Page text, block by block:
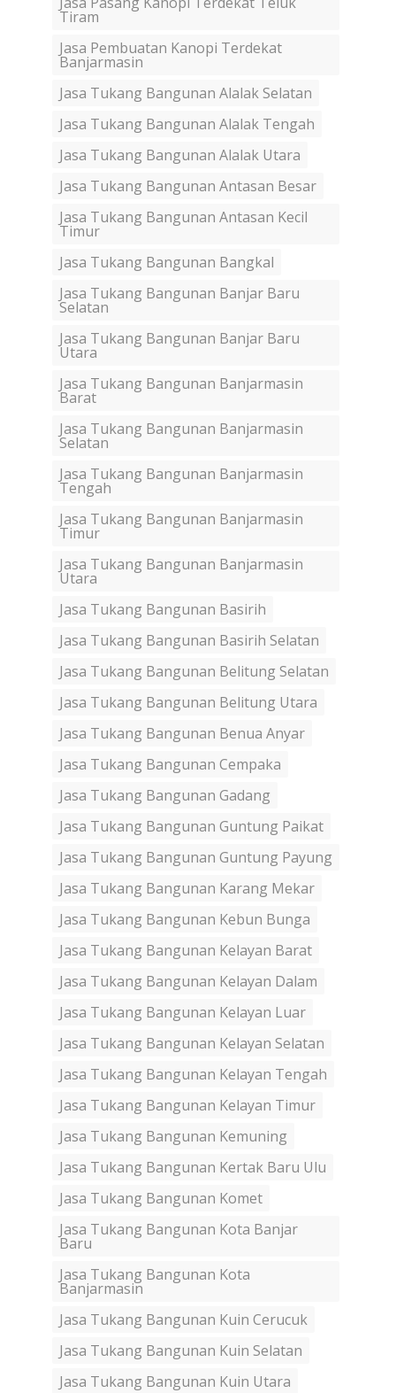
Tiram
Jasa Pembuatan Kanopi Terdekat
Banjarmasin
Jasa Tukang Bangunan Alalak Selatan
Jasa Tukang Bangunan Alalak Tengah
Jasa Tukang Bangunan Alalak Utara
Jasa Tukang Bangunan Antasan Besar
Jasa Tukang Bangunan Antasan Kecil
Timur
Jasa Tukang Bangunan Bangkal
Jasa Tukang Bangunan Banjar Baru
Selatan
Jasa Tukang Bangunan Banjar Baru
Utara
Jasa Tukang Bangunan Banjarmasin
Barat
Jasa Tukang Bangunan Banjarmasin
Selatan
Jasa Tukang Bangunan Banjarmasin
Tengah
Jasa Tukang Bangunan Banjarmasin
Timur
Jasa Tukang Bangunan Banjarmasin
Utara
Jasa Tukang Bangunan Basirih
Jasa Tukang Bangunan Basirih Selatan
Jasa Tukang Bangunan Belitung Selatan
Jasa Tukang Bangunan Belitung Utara
Jasa Tukang Bangunan Benua Anyar
Jasa Tukang Bangunan Cempaka
Jasa Tukang Bangunan Gadang
Jasa Tukang Bangunan Guntung Paikat
Jasa Tukang Bangunan Guntung Payung
Jasa Tukang Bangunan Karang Mekar
Jasa Tukang Bangunan Kebun Bunga
Jasa Tukang Bangunan Kelayan Barat
Jasa Tukang Bangunan Kelayan Dalam
Jasa Tukang Bangunan Kelayan Luar
Jasa Tukang Bangunan Kelayan Selatan
Jasa Tukang Bangunan Kelayan Tengah
Jasa Tukang Bangunan Kelayan Timur
Jasa Tukang Bangunan Kemuning
Jasa Tukang Bangunan Kertak Baru Ulu
Jasa Tukang Bangunan Komet
Jasa Tukang Bangunan Kota Banjar
Baru
Jasa Tukang Bangunan Kota
Banjarmasin
Jasa Tukang Bangunan Kuin Cerucuk
Jasa Tukang Bangunan Kuin Selatan
Jasa Tukang Bangunan Kuin Utara